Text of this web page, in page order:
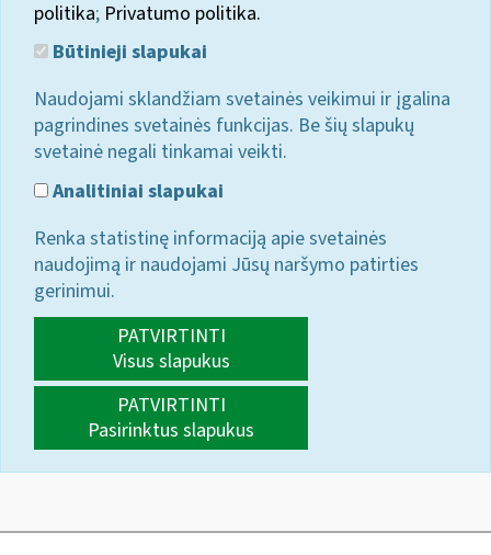
politika; Privatumo politika.
Būtinieji slapukai
Naudojami sklandžiam svetainės veikimui ir įgalina
pagrindines svetainės funkcijas. Be šių slapukų
svetainė negali tinkamai veikti.
Analitiniai slapukai
Renka statistinę informaciją apie svetainės
naudojimą ir naudojami Jūsų naršymo patirties
gerinimui.
PATVIRTINTI
Visus slapukus
PATVIRTINTI
Pasirinktus slapukus